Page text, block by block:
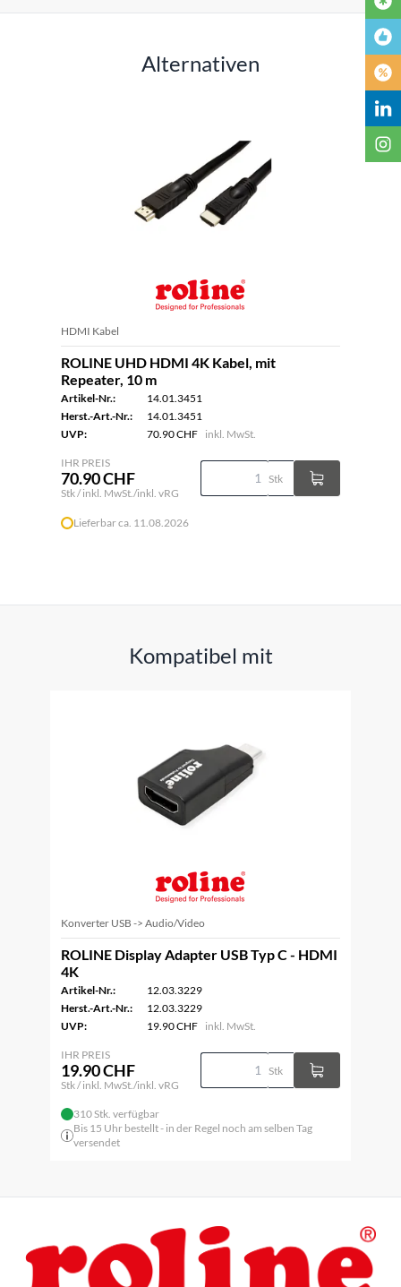
Alternativen
HDMI Kabel
ROLINE UHD HDMI 4K Kabel, mit
Repeater, 10 m
Artikel-Nr.:
14.01.3451
Herst.-Art.-Nr.:
14.01.3451
UVP:
70.90 CHF inkl. MwSt.
IHR PREIS
70.90 CHF
Stk / inkl. MwSt./inkl. vRG
Stk
Lieferbar ca. 11.08.2026
Kompatibel mit
Konverter USB -> Audio/Video
ROLINE Display Adapter USB Typ C - HDMI
4K
Artikel-Nr.:
12.03.3229
Herst.-Art.-Nr.:
12.03.3229
UVP:
19.90 CHF inkl. MwSt.
IHR PREIS
19.90 CHF
Stk / inkl. MwSt./inkl. vRG
Stk
310 Stk. verfügbar
Bis 15 Uhr bestellt - in der Regel noch am selben Tag
versendet